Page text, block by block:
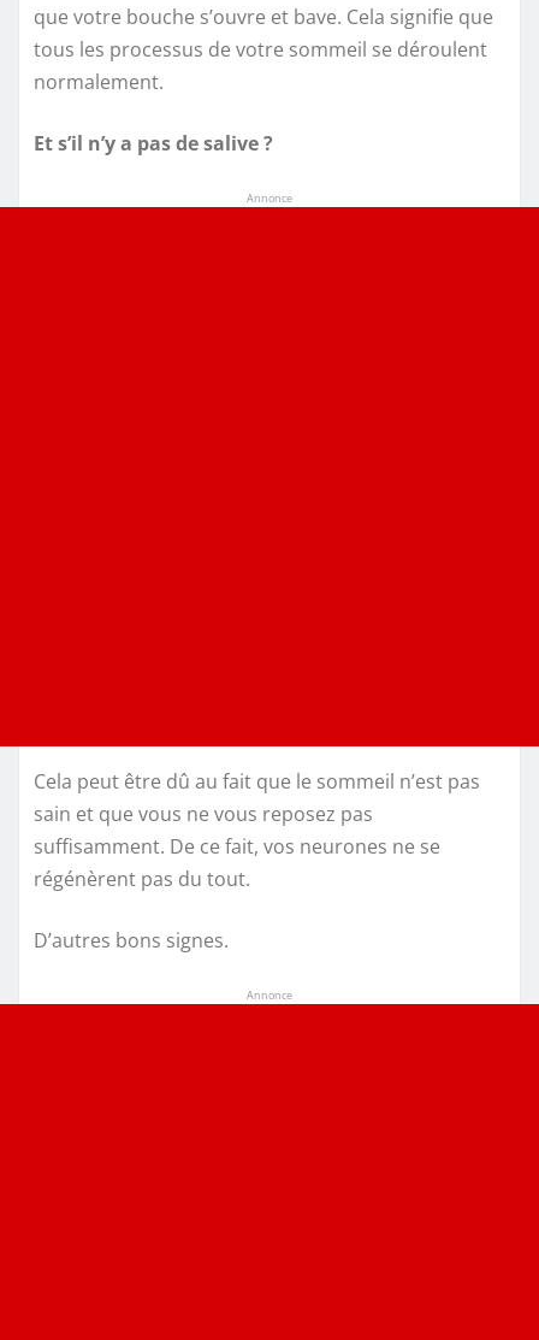
que votre bouche s’ouvre et bave. Cela signifie que
tous les processus de votre sommeil se déroulent
normalement.
Et s’il n’y a pas de salive ?
Annonce
Cela peut être dû au fait que le sommeil n’est pas
sain et que vous ne vous reposez pas
suffisamment. De ce fait, vos neurones ne se
régénèrent pas du tout.
D’autres bons signes.
Annonce